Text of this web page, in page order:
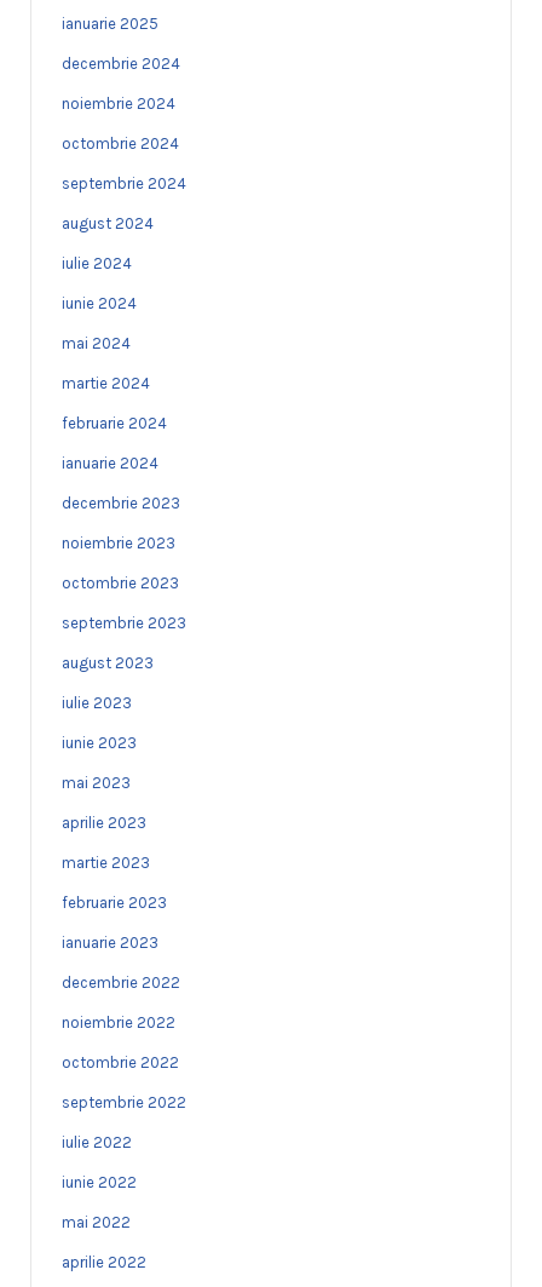
ianuarie 2025
decembrie 2024
noiembrie 2024
octombrie 2024
septembrie 2024
august 2024
iulie 2024
iunie 2024
mai 2024
martie 2024
februarie 2024
ianuarie 2024
decembrie 2023
noiembrie 2023
octombrie 2023
septembrie 2023
august 2023
iulie 2023
iunie 2023
mai 2023
aprilie 2023
martie 2023
februarie 2023
ianuarie 2023
decembrie 2022
noiembrie 2022
octombrie 2022
septembrie 2022
iulie 2022
iunie 2022
mai 2022
aprilie 2022